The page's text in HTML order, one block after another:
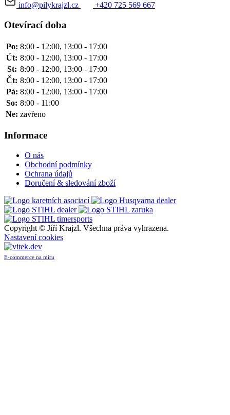
info@pilykrajzl.cz +420 725 569 667
Otevírací doba
Po: 8:00 - 12:00, 13:00 - 17:00
Út: 8:00 - 12:00, 13:00 - 17:00
St: 8:00 - 12:00, 13:00 - 17:00
Čt: 8:00 - 12:00, 13:00 - 17:00
Pá: 8:00 - 12:00, 13:00 - 17:00
So: 8:00 - 11:00
Ne: zavřeno
Informace
O nás
Obchodní podmínky
Ochrana údajů
Doručení & sledování zboží
Copyright © Jiří Krajzl. Všechna práva vyhrazena.
Nastavení cookies
E-commerce na míru